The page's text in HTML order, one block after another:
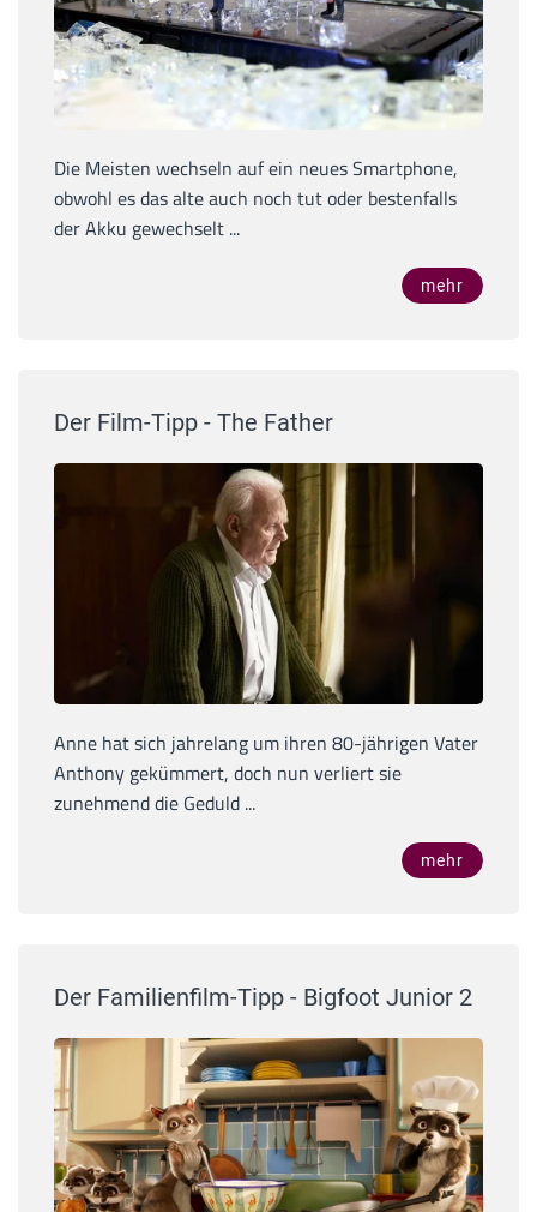
Die Meisten wechseln auf ein neues Smartphone,
obwohl es das alte auch noch tut oder bestenfalls
der Akku gewechselt ...
mehr
Der Film-Tipp - The Father
Anne hat sich jahrelang um ihren 80-jährigen Vater
Anthony gekümmert, doch nun verliert sie
zunehmend die Geduld ...
mehr
Der Familienfilm-Tipp - Bigfoot Junior 2